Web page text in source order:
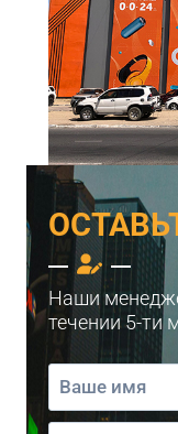
Наши
течении 5-ти